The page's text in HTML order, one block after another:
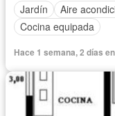
Jardín
Aire
Cocina equipada
Hace 1 semana, 2 días